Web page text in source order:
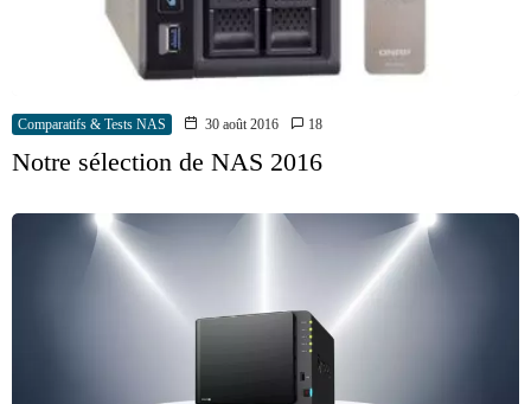
Comparatifs & Tests NAS 30 août 2016 18
Notre sélection de NAS 2016